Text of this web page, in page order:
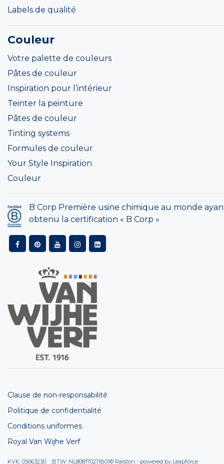
Labels de qualité
Couleur
Votre palette de couleurs
Pâtes de couleur
Inspiration pour l’intérieur
Teinter la peinture
Pâtes de couleur
Tinting systems
Formules de couleur
Your Style Inspiration
Couleur
B Corp Première usine chimique au monde
obtenu la certification « B Corp »
Clause de non-responsabilité
Politique de confidentialité
Conditions uniformes
Royal Van Wijhe Verf
KVK: 05063230 BTW: NL808170211B01© Ralston - powered by Leapforce